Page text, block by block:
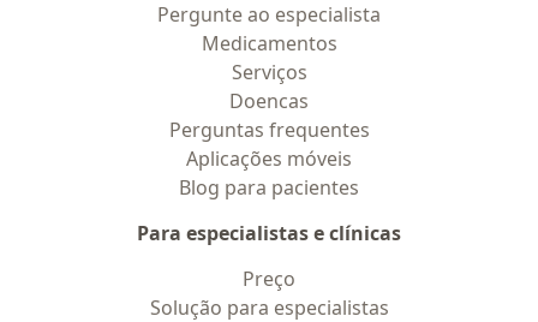
Pergunte ao especialista
Medicamentos
Serviços
Doencas
Perguntas frequentes
Aplicações móveis
Blog para pacientes
Para especialistas e clínicas
Preço
Solução para especialistas